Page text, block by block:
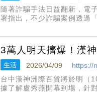
隨著詐騙手法日益翻新，電
署指出，不少詐騙案例透過
成通知」的郵件，寄件者顯
3萬人明天擠爆！漢
生活 2026/04/09
https://
台中漢神洲際百貨將於明（
據了解盧秀燕開幕到場，針